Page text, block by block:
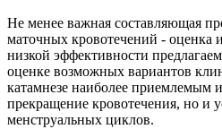
Не менее важная составляющая
маточных кровотечений - оценка
низкой эффективности
оценке возможных вариантов
катамнезе наиболее приемлемым
прекращение кровотечения, но и
менструальных циклов.